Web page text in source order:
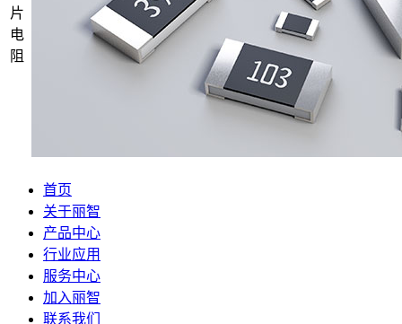
片
电
阻
首页
关于丽智
产品中心
行业应用
服务中心
加入丽智
联系我们